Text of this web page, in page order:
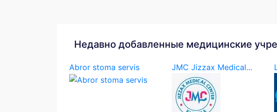
Недавно добавленные медицинские
Abror stoma servis JMC Jizzax Medical...